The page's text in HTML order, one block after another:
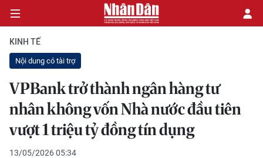
CHÍNH TRỊ
KINH TẾ
VĂN HÓA
KINH TẾ
Nội dung có tài trợ
VPBank trở thành ngân hàng tư
nhân không vốn Nhà nước đầu tiên
vượt 1 triệu tỷ đồng tín dụng
13/05/2026 05:34